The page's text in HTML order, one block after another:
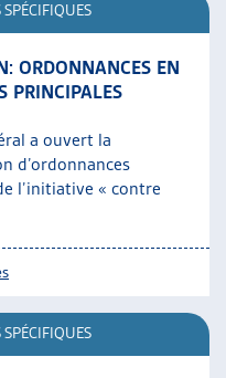
SPÉCIFIQUES
ORDONNANCES EN
PRINCIPALES
a ouvert la
d’ordonnances
l’initiative « contre
SPÉCIFIQUES